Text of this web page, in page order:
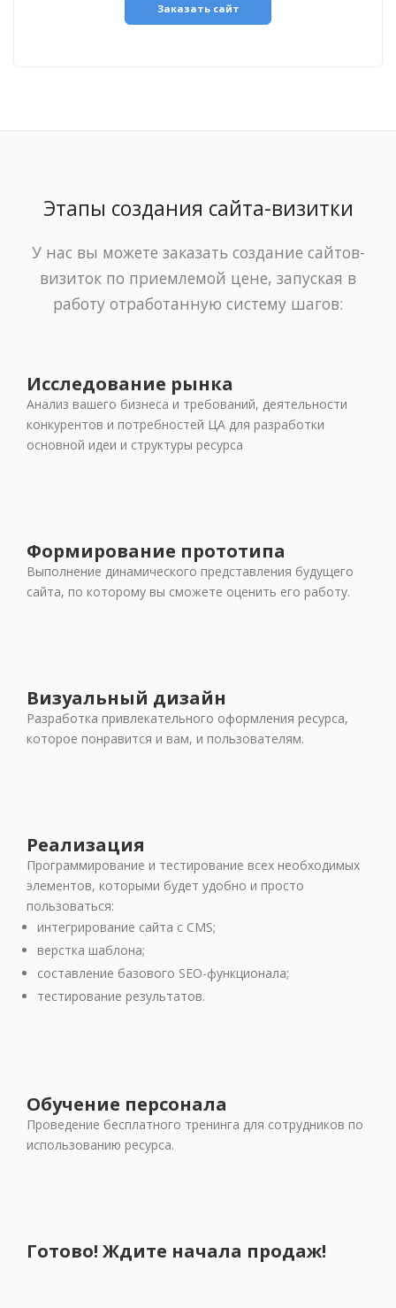
Заказать сайт
Этапы создания сайта-визитки
У нас вы можете заказать создание сайтов-
визиток по приемлемой цене, запуская в
работу отработанную систему шагов:
Исследование рынка
Анализ вашего бизнеса и требований, деятельности
конкурентов и потребностей ЦА для разработки
основной идеи и структуры ресурса
Формирование прототипа
Выполнение динамического представления будущего
сайта, по которому вы сможете оценить его работу.
Визуальный дизайн
Разработка привлекательного оформления ресурса,
которое понравится и вам, и пользователям.
Реализация
Программирование и тестирование всех необходимых
элементов, которыми будет удобно и просто
пользоваться:
интегрирование сайта с CMS;
верстка шаблона;
составление базового SEO-функционала;
тестирование результатов.
Обучение персонала
Проведение бесплатного тренинга для сотрудников по
использованию ресурса.
Готово! Ждите начала продаж!